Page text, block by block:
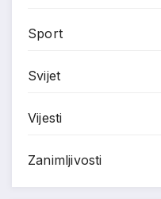
Sport
Svijet
Vijesti
Zanimljivosti